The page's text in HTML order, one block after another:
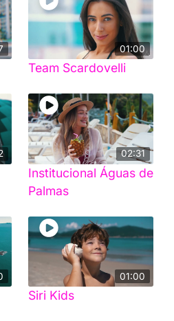
01:00
Team Scardovelli
02:31
Institucional Águas de
Palmas
01:00
Siri Kids